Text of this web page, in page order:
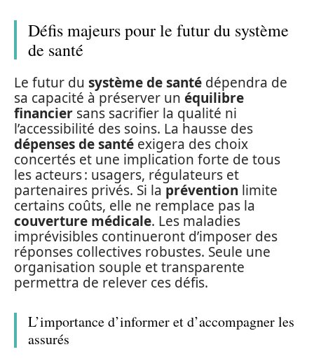
Défis majeurs pour le futur du système
de santé
Le futur du système de santé dépendra de
sa capacité à préserver un équilibre
financier sans sacrifier la qualité ni
l’accessibilité des soins. La hausse des
dépenses de santé exigera des choix
concertés et une implication forte de tous
les acteurs : usagers, régulateurs et
partenaires privés. Si la prévention limite
certains coûts, elle ne remplace pas la
couverture médicale. Les maladies
imprévisibles continueront d’imposer des
réponses collectives robustes. Seule une
organisation souple et transparente
permettra de relever ces défis.
L’importance d’informer et d’accompagner les
assurés